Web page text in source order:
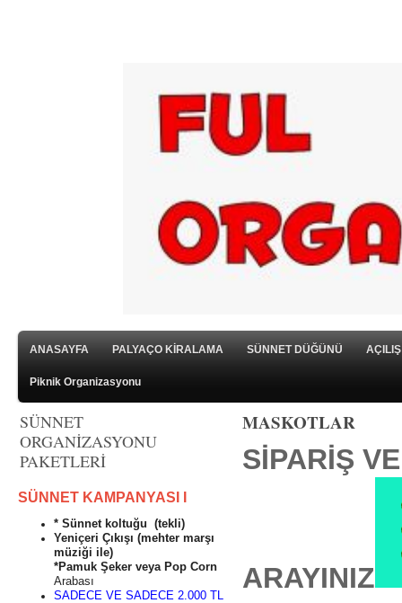
ANASAYFA PALYAÇO KİRALAMA SÜNNET DÜĞÜNÜ
Piknik Organizasyonu
SÜNNET
ORGANİZASYONU
PAKETLERİ
SÜNNET KAMPANYASI I
* Sünnet koltuğu (tekli)
Yeniçeri Çıkışı (mehter marşı
müziği ile)
*Pamuk Şeker veya Pop Corn
Arabası
SADECE VE SADECE 2.000 TL
MASKOTLAR
SİPARİŞ
ARAYINIZ